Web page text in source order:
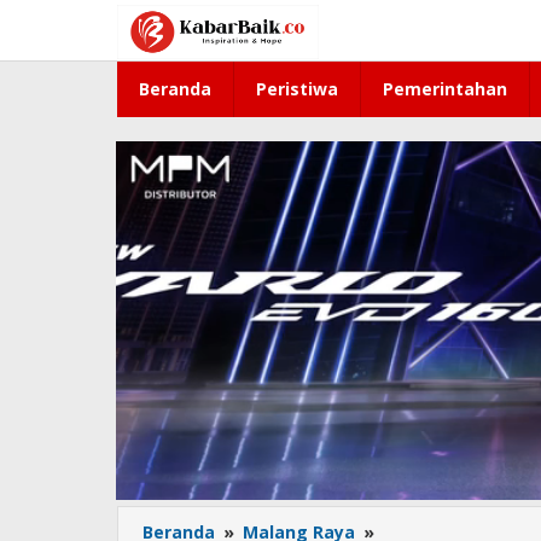
konten
Beranda Peristiwa Pemerintahan
Beranda » Malang Raya »